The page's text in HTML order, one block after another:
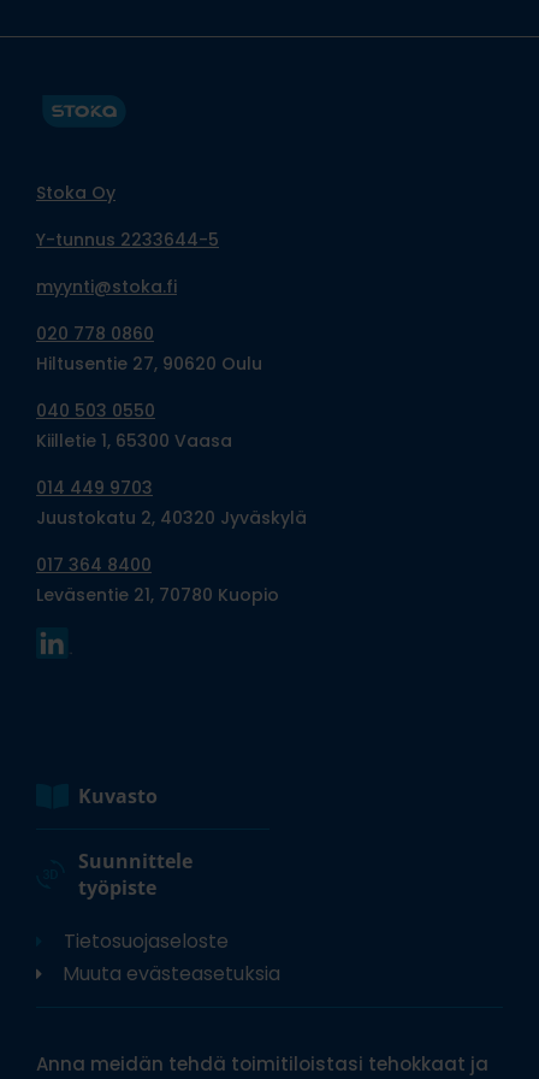
Stoka Oy
Y-tunnus 2233644-5
myynti@stoka.fi
020 778 0860
Hiltusentie 27, 90620 Oulu
040 503 0550
Kiilletie 1, 65300 Vaasa
014 449 9703
Juustokatu 2, 40320 Jyväskylä
017 364 8400
Leväsentie 21, 70780 Kuopio
Kuvasto
Suunnittele
työpiste
Tietosuojaseloste
Muuta evästeasetuksia
Anna meidän tehdä toimitiloistasi tehokkaat ja